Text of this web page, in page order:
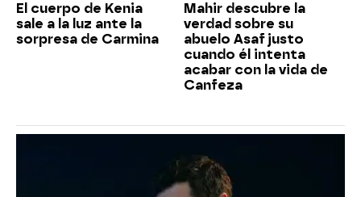
El cuerpo de Kenia
sale a la luz ante la
sorpresa de Carmina
Mahir descubre la
verdad sobre su
abuelo Asaf justo
cuando él intenta
acabar con la vida de
Canfeza